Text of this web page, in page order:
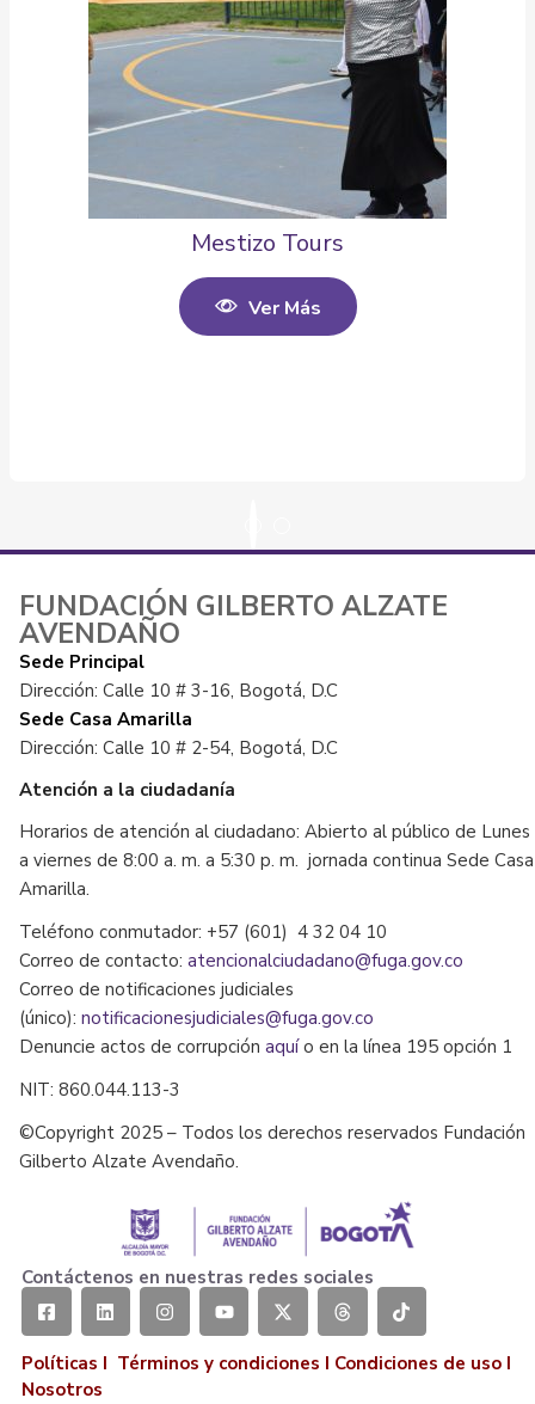
Mestizo Tours
Ver Más
FUNDACIÓN GILBERTO ALZATE
AVENDAÑO
Sede Principal
Dirección: Calle 10 # 3-16, Bogotá, D.C
Sede Casa Amarilla
Dirección: Calle 10 # 2-54, Bogotá, D.C
Atención a la ciudadanía
Horarios de atención al ciudadano: Abierto al público de Lunes
a viernes de 8:00 a. m. a 5:30 p. m. jornada continua Sede Casa
Amarilla.
Teléfono conmutador: +57 (601) 4 32 04 10
Correo de contacto: atencionalciudadano@fuga.gov.co
Correo de notificaciones judiciales
(único): notificacionesjudiciales@fuga.gov.co
Denuncie actos de corrupción aquío en la línea 195 opción 1
NIT: 860.044.113-3
©Copyright 2025 – Todos los derechos reservados Fundación
Gilberto Alzate Avendaño.
Contáctenos en nuestras redes sociales
Políticas I Términos y condiciones I Condiciones de uso I
Nosotros